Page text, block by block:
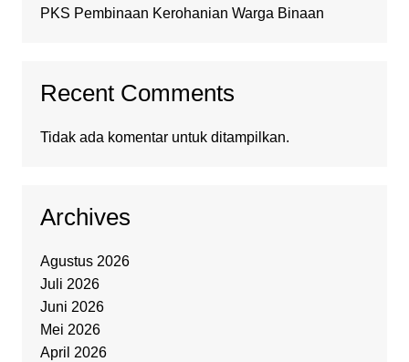
PKS Pembinaan Kerohanian Warga Binaan
Recent Comments
Tidak ada komentar untuk ditampilkan.
Archives
Agustus 2026
Juli 2026
Juni 2026
Mei 2026
April 2026